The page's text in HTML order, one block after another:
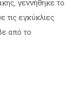
γεννήθηκε το
τις εγκύκλιες
από το